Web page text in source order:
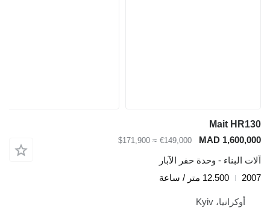
Mait HR130
MAD 1,600,000
€149,000
≈ $171,900
آلات البناء - وحدة حفر الآبار
2007
12.500 متر / ساعة
أوكرانيا، Kyiv